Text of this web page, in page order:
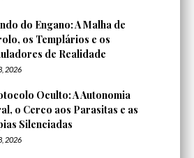
do Engano: A Malha de
os Templários e os
de Realidade
2026
Oculto: A Autonomia
o Cerco aos Parasitas e as
Silenciadas
2026